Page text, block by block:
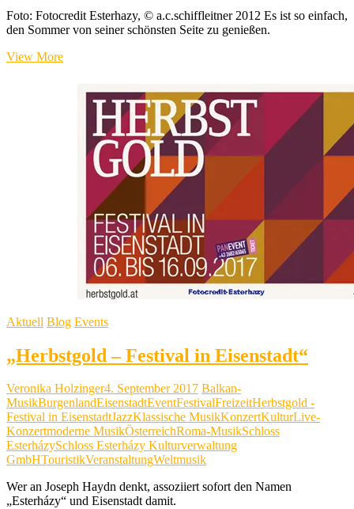
Foto: Fotocredit Esterhazy, © a.c.schiffleitner 2012 Es ist so einfach,
den Sommer von seiner schönsten Seite zu genießen.
View More„classic.Esterhazy“
vielfältiger
Aktuell Blog Events
„Herbstgold – Festival in Eisenstadt“
Veronika Holzinger4. September 2017 Balkan-
MusikBurgenlandEisenstadtEventFestivalFreizeitHerbstgold -
Festival in EisenstadtJazzKlassische MusikKonzertKulturLive-
Konzertmoderne MusikÖsterreichRoma-MusikSchloss
EsterházySchloss Esterházy Kulturverwaltung
GmbHTouristikVeranstaltungWeltmusik
Wer an Joseph Haydn denkt, assoziiert sofort den Namen
„Esterházy“ und Eisenstadt damit.